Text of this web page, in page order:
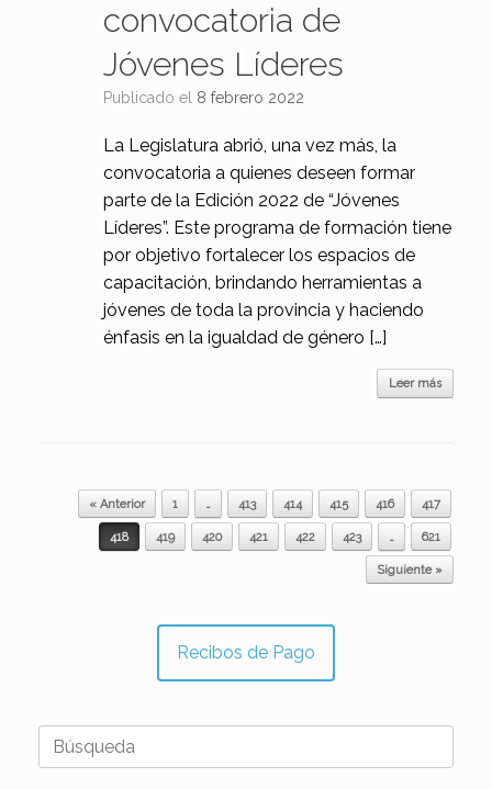
convocatoria de
Jóvenes Líderes
Publicado el 8 febrero 2022
La Legislatura abrió, una vez más, la
convocatoria a quienes deseen formar
parte de la Edición 2022 de “Jóvenes
Líderes”. Este programa de formación tiene
por objetivo fortalecer los espacios de
capacitación, brindando herramientas a
jóvenes de toda la provincia y haciendo
énfasis en la igualdad de género […]
Leer más
Navegador de artículos
« Anterior 1 … 413 414 415 416 417
418 419 420 421 422 423 … 621
Siguiente »
Recibos de Pago
Buscar: